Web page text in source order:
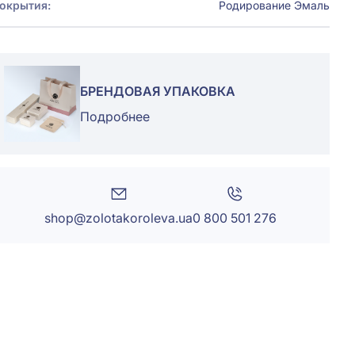
Родирование Эмаль
БРЕНДОВАЯ УПАКОВКА
Подробнее
shop@zolotakoroleva.ua0 800 501 276